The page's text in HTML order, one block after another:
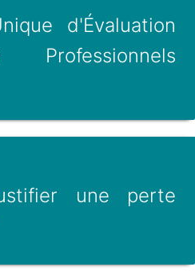
d'Évaluation
Professionnels
une perte